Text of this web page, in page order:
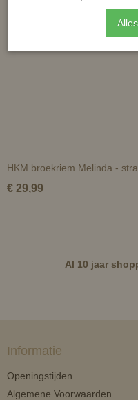
HKM broekriem Melinda -
€ 29,99
Al 10 jaar
Informatie
Openingstijden
Algemene Voorwaarden